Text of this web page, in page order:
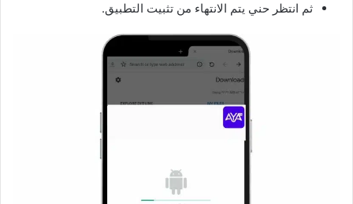
ثم انتظر حني يتم الانتهاء من تثبيت التطبيق.